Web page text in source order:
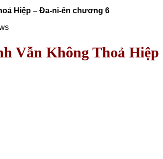
Hiệp – Đa-ni-ên chương 6
Vẫn Không Thoả